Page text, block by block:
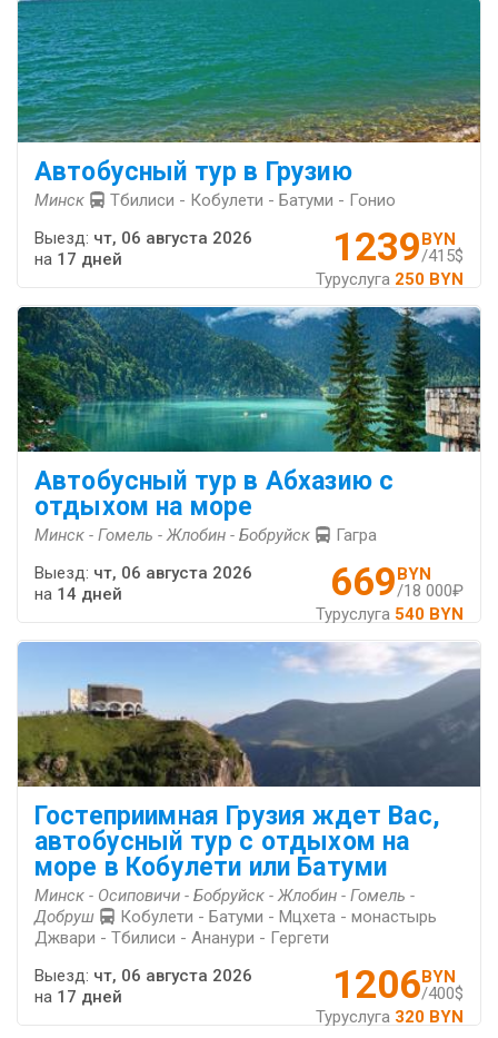
Автобусный тур в Грузию
Минск Тбилиси - Кобулети - Батуми - Гонио
1239BYN
/415$
Туруслуга 250 BYN
Выезд: чт, 06 августа 2026
на 17 дней
Автобусный тур в Абхазию с
отдыхом на море
Минск - Гомель - Жлобин - Бобруйск Гагра
669BYN
/18 000₽
Туруслуга 540 BYN
Выезд: чт, 06 августа 2026
на 14 дней
Гостеприимная Грузия ждет Вас,
автобусный тур с отдыхом на
море в Кобулети или Батуми
Минск - Осиповичи - Бобруйск - Жлобин - Гомель -
Добруш
Кобулети - Батуми - Мцхета - монастырь
Джвари - Тбилиси - Ананури - Гергети
1206BYN
/400$
Туруслуга 320 BYN
Выезд: чт, 06 августа 2026
на 17 дней